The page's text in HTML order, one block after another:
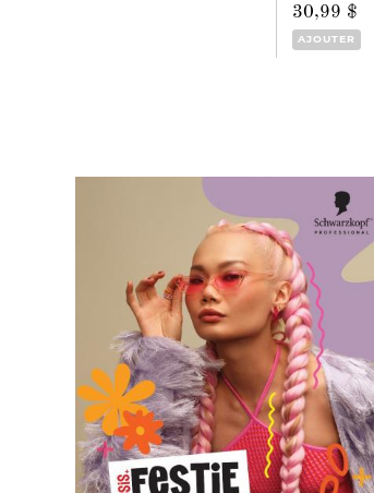
30,99 $
AJOUTER